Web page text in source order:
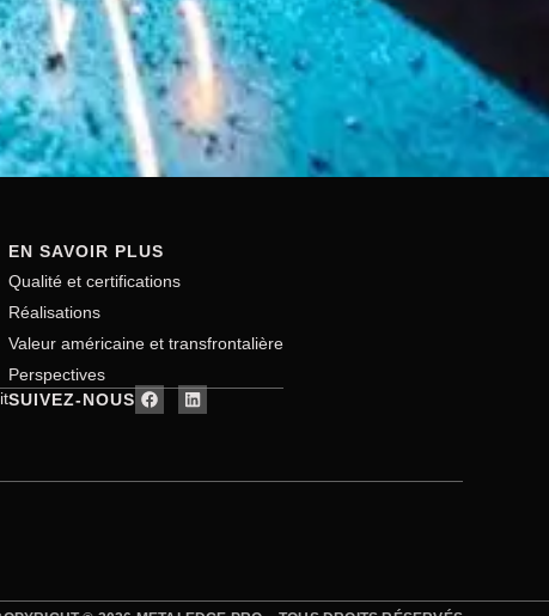
EN SAVOIR PLUS
Qualité et certifications
Réalisations
Valeur américaine et transfrontalière
Perspectives
SUIVEZ-NOUS